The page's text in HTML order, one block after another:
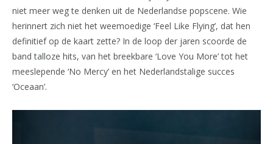
niet meer weg te denken uit de Nederlandse popscene. Wie
herinnert zich niet het weemoedige ‘Feel Like Flying’, dat hen
definitief op de kaart zette? In de loop der jaren scoorde de
band talloze hits, van het breekbare ‘Love You More’ tot het
meeslepende ‘No Mercy’ en het Nederlandstalige succes
‘Oceaan’.